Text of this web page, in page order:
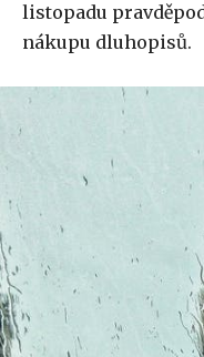
listopadu
nákupu dluhopisů.